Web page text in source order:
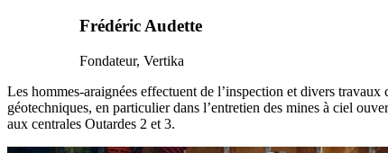
Frédéric Audette
Fondateur, Vertika
Les hommes-araignées effectuent de l’inspection et divers
géotechniques, en particulier dans l’entretien des mines à ciel
aux centrales Outardes 2 et 3.